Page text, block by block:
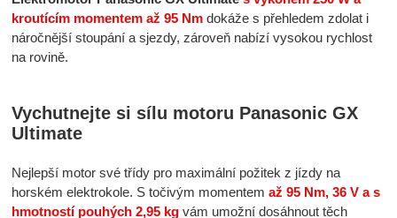
kroutícím momentem až 95 Nm dokáže s přehledem zdolat i
náročnější stoupání a sjezdy, zároveň nabízí vysokou rychlost
na rovině.
Vychutnejte si sílu motoru Panasonic GX
Ultimate
Nejlepší motor své třídy pro maximální požitek z jízdy na
horském elektrokole. S točivým momentemaž 95 Nm, 36 V a s
hmotností pouhých 2,95 kg vám umožní dosáhnout těch